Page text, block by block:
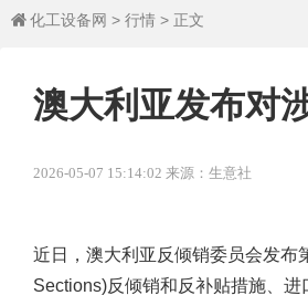
 化工设备网 > 行情 > 正文
澳大利亚发布对
2026-05-07 15:14:02 来源：生意社
近日，澳大利亚反倾销委员会发布
Sections)反倾销和反补贴措施、